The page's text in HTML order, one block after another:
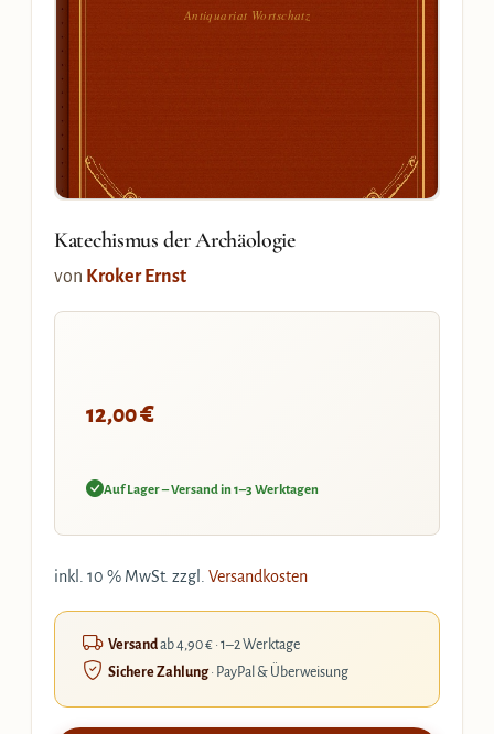
Antiquariat Wortschatz
Katechismus der Archäologie
von Kroker Ernst
12,00€
Auf Lager – Versand in 1–3 Werktagen
inkl. 10 % MwSt. zzgl. Versandkosten
Versandab 4,90 € · 1–2 Werktage
Sichere Zahlung· PayPal & Überweisung